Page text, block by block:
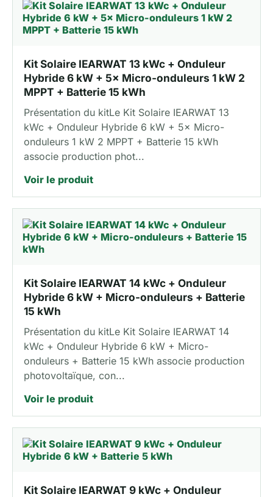
Kit Solaire IEARWAT 13 kWc + Onduleur
Hybride 6 kW + 5× Micro-onduleurs 1 kW 2
MPPT + Batterie 15 kWh
Présentation du kitLe Kit Solaire IEARWAT 13
kWc + Onduleur Hybride 6 kW + 5× Micro-
onduleurs 1 kW 2 MPPT + Batterie 15 kWh
associe production phot...
Voir le produit
Kit Solaire IEARWAT 14 kWc + Onduleur
Hybride 6 kW + Micro-onduleurs + Batterie
15 kWh
Présentation du kitLe Kit Solaire IEARWAT 14
kWc + Onduleur Hybride 6 kW + Micro-
onduleurs + Batterie 15 kWh associe production
photovoltaïque, con...
Voir le produit
Kit Solaire IEARWAT 9 kWc + Onduleur